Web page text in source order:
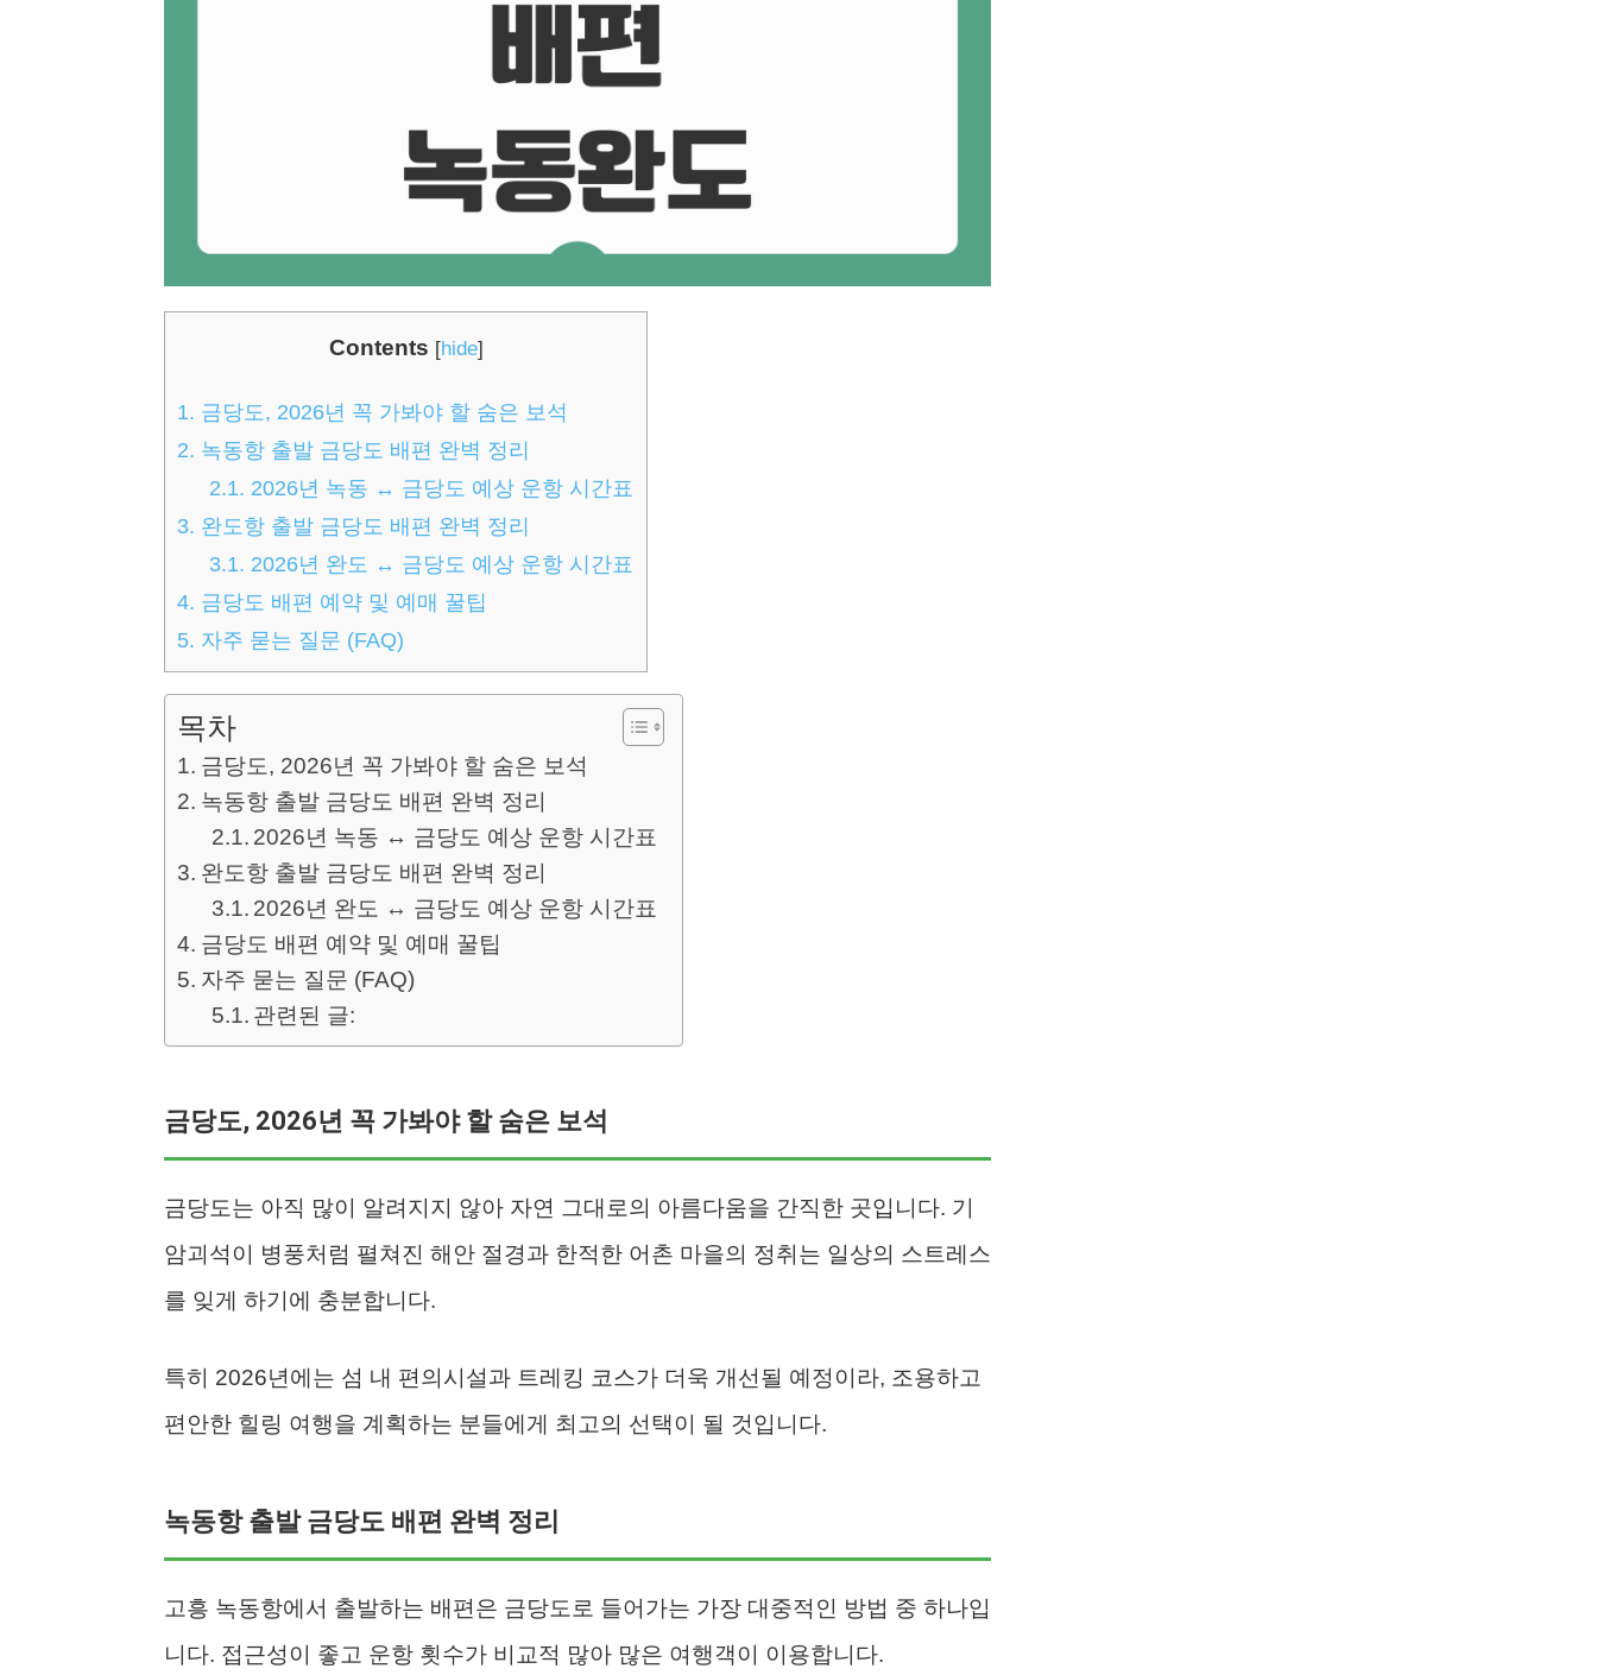
Contents [hide]
1. 금당도, 2026년 꼭 가봐야 할 숨은 보석
2. 녹동항 출발 금당도 배편 완벽 정리
2.1. 2026년 녹동 ↔ 금당도 예상 운항 시간표
3. 완도항 출발 금당도 배편 완벽 정리
3.1. 2026년 완도 ↔ 금당도 예상 운항 시간표
4. 금당도 배편 예약 및 예매 꿀팁
5. 자주 묻는 질문 (FAQ)
목차
금당도, 2026년 꼭 가봐야 할 숨은 보석
녹동항 출발 금당도 배편 완벽 정리
2026년 녹동 ↔ 금당도 예상 운항 시간표
완도항 출발 금당도 배편 완벽 정리
2026년 완도 ↔ 금당도 예상 운항 시간표
금당도 배편 예약 및 예매 꿀팁
자주 묻는 질문 (FAQ)
관련된 글:
금당도, 2026년 꼭 가봐야 할 숨은 보석
금당도는 아직 많이 알려지지 않아 자연 그대로의 아름다움을 간직한 곳입니다. 기
암괴석이 병풍처럼 펼쳐진 해안 절경과 한적한 어촌 마을의 정취는 일상의 스트레스
를 잊게 하기에 충분합니다.
특히 2026년에는 섬 내 편의시설과 트레킹 코스가 더욱 개선될 예정이라, 조용하고
편안한 힐링 여행을 계획하는 분들에게 최고의 선택이 될 것입니다.
녹동항 출발 금당도 배편 완벽 정리
고흥 녹동항에서 출발하는 배편은 금당도로 들어가는 가장 대중적인 방법 중 하나입
니다. 접근성이 좋고 운항 횟수가 비교적 많아 많은 여행객이 이용합니다.